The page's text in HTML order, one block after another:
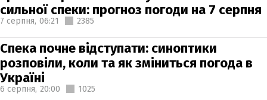
сильної спеки: прогноз погоди на 7 серпня
7 серпня, 06:21 2385
Спека почне відступати: синоптики
розповіли, коли та як зміниться погода в
Україні
6 серпня, 20:00 1025